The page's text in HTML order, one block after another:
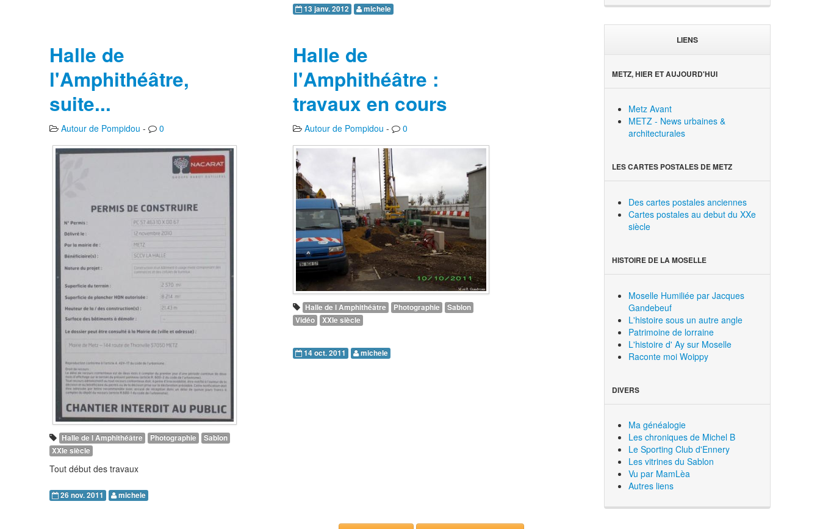
13 janv. 2012 michele
Halle de
l'Amphithéâtre,
suite...
Autour de Pompidou - 0
Halle de l Amphithéâtre Photographie
Sablon
XXIe siècle
Tout début des travaux
26 nov. 2011 michele
Halle de
l'Amphithéâtre :
travaux en cours
Autour de Pompidou - 0
Halle de l Amphithéâtre Photographie
Sablon
Vidéo
XXIe siècle
14 oct. 2011 michele
LIENS
METZ, HIER ET AUJOURD'HUI
Metz Avant
METZ - News urbaines &
architecturales
LES CARTES POSTALES DE METZ
Des cartes postales anciennes
Cartes postales au debut du XXe
siècle
HISTOIRE DE LA MOSELLE
Moselle Humiliée par Jacques
Gandebeuf
L'histoire sous un autre angle
Patrimoine de lorraine
L'histoire d' Ay sur Moselle
Raconte moi Woippy
DIVERS
Ma généalogie
Les chroniques de Michel B
Le Sporting Club d'Ennery
Les vitrines du Sablon
Vu par MamLèa
Autres liens